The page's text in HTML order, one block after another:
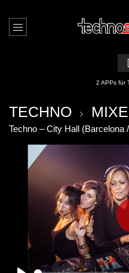
2 APPs für
TECHNO
Techno – City Hall (Barcelona